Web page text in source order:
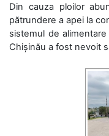
Din cauza ploilor
pătrundere a apei la
sistemul de
Chișinău a fost nevoit